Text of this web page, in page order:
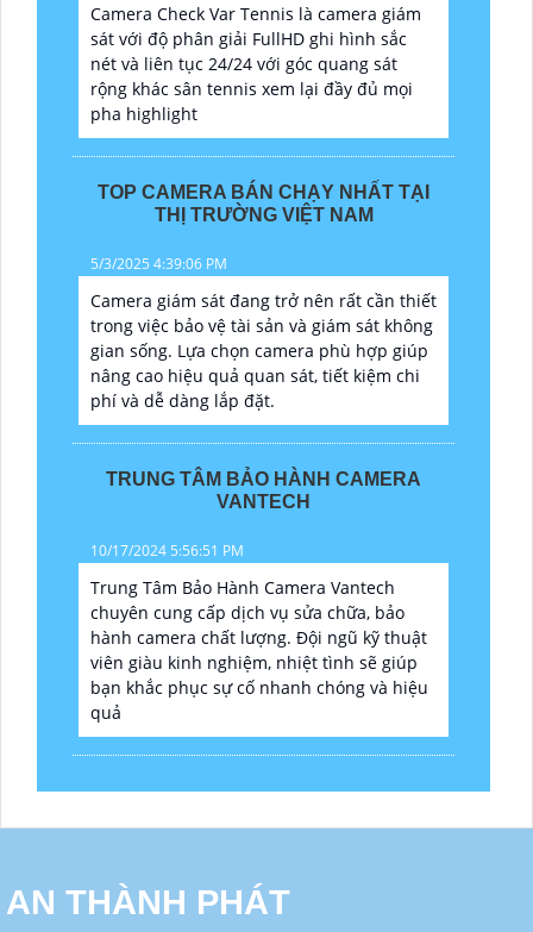
Camera Check Var Tennis là camera giám
sát với độ phân giải FullHD ghi hình sắc
nét và liên tục 24/24 với góc quang sát
rộng khác sân tennis xem lại đầy đủ mọi
pha highlight
TOP CAMERA BÁN CHẠY NHẤT TẠI
THỊ TRƯỜNG VIỆT NAM
5/3/2025 4:39:06 PM
Camera giám sát đang trở nên rất cần thiết
trong việc bảo vệ tài sản và giám sát không
gian sống. Lựa chọn camera phù hợp giúp
nâng cao hiệu quả quan sát, tiết kiệm chi
phí và dễ dàng lắp đặt.
TRUNG TÂM BẢO HÀNH CAMERA
VANTECH
10/17/2024 5:56:51 PM
Trung Tâm Bảo Hành Camera Vantech
chuyên cung cấp dịch vụ sửa chữa, bảo
hành camera chất lượng. Đội ngũ kỹ thuật
viên giàu kinh nghiệm, nhiệt tình sẽ giúp
bạn khắc phục sự cố nhanh chóng và hiệu
quả
AN THÀNH PHÁT